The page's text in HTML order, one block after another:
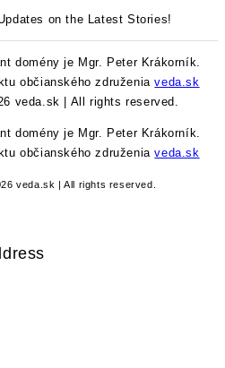
on the Latest Stories!
domény je Mgr. Peter Krákorník.
občianského združeniaveda.sk
veda.sk | All rights reserved.
domény je Mgr. Peter Krákorník.
občianského združeniaveda.sk
veda.sk | All rights reserved.